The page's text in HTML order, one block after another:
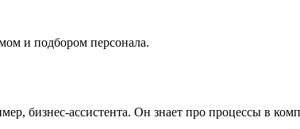
и подбором персонала.
бизнес-ассистента. Он знает про процессы в